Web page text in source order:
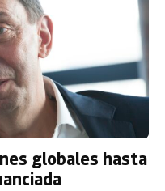
globales hasta